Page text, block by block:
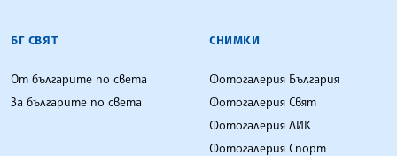
БГ СВЯТ
От българите по света
За българите по света
СНИМКИ
Фотогалерия България
Фотогалерия Свят
Фотогалерия ЛИК
Фотогалерия Спорт